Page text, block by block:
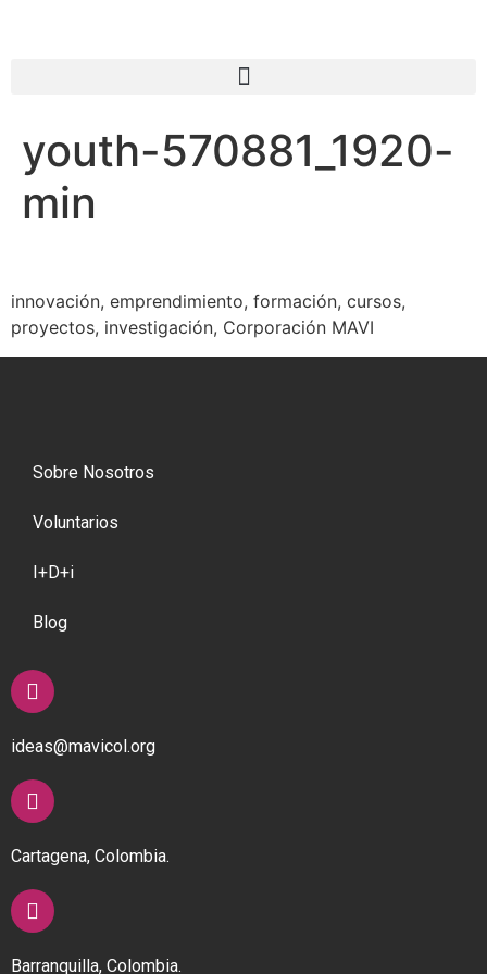
youth-570881_1920-
min
innovación, emprendimiento, formación, cursos,
proyectos, investigación, Corporación MAVI
Sobre Nosotros
Voluntarios
I+D+i
Blog
ideas@mavicol.org
Cartagena, Colombia.
Barranquilla, Colombia.